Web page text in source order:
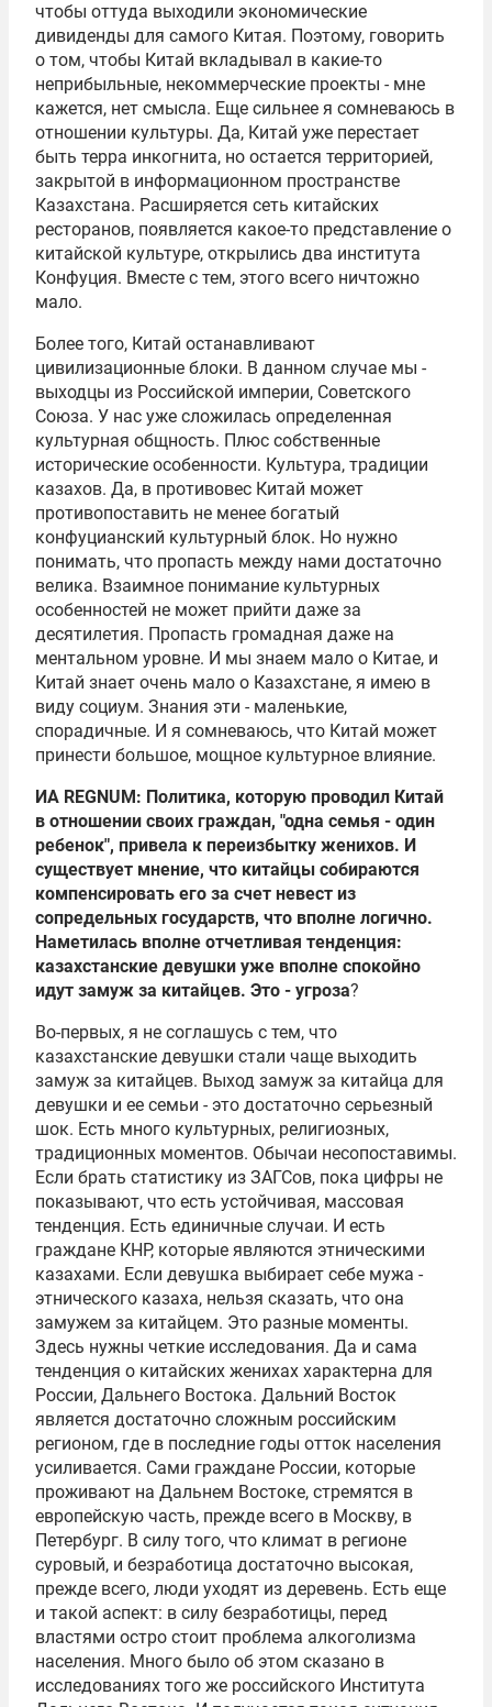
чтобы оттуда выходили экономические
дивиденды для самого Китая. Поэтому, говорить
о том, чтобы Китай вкладывал в какие-то
неприбыльные, некоммерческие проекты - мне
кажется, нет смысла. Еще сильнее я сомневаюсь в
отношении культуры. Да, Китай уже перестает
быть терра инкогнита, но остается территорией,
закрытой в информационном пространстве
Казахстана. Расширяется сеть китайских
ресторанов, появляется какое-то представление о
китайской культуре, открылись два института
Конфуция. Вместе с тем, этого всего ничтожно
мало.
Более того, Китай останавливают
цивилизационные блоки. В данном случае мы -
выходцы из Российской империи, Советского
Союза. У нас уже сложилась определенная
культурная общность. Плюс собственные
исторические особенности. Культура, традиции
казахов. Да, в противовес Китай может
противопоставить не менее богатый
конфуцианский культурный блок. Но нужно
понимать, что пропасть между нами достаточно
велика. Взаимное понимание культурных
особенностей не может прийти даже за
десятилетия. Пропасть громадная даже на
ментальном уровне. И мы знаем мало о Китае, и
Китай знает очень мало о Казахстане, я имею в
виду социум. Знания эти - маленькие,
спорадичные. И я сомневаюсь, что Китай может
принести большое, мощное культурное влияние.
ИА REGNUM: Политика, которую проводил Китай
в отношении своих граждан, "одна семья - один
ребенок", привела к переизбытку женихов. И
существует мнение, что китайцы собираются
компенсировать его за счет невест из
сопредельных государств, что вполне логично.
Наметилась вполне отчетливая тенденция:
казахстанские девушки уже вполне спокойно
идут замуж за китайцев. Это - угроза?
Во-первых, я не соглашусь с тем, что
казахстанские девушки стали чаще выходить
замуж за китайцев. Выход замуж за китайца для
девушки и ее семьи - это достаточно серьезный
шок. Есть много культурных, религиозных,
традиционных моментов. Обычаи несопоставимы.
Если брать статистику из ЗАГСов, пока цифры не
показывают, что есть устойчивая, массовая
тенденция. Есть единичные случаи. И есть
граждане КНР, которые являются этническими
казахами. Если девушка выбирает себе мужа -
этнического казаха, нельзя сказать, что она
замужем за китайцем. Это разные моменты.
Здесь нужны четкие исследования. Да и сама
тенденция о китайских женихах характерна для
России, Дальнего Востока. Дальний Восток
является достаточно сложным российским
регионом, где в последние годы отток населения
усиливается. Сами граждане России, которые
проживают на Дальнем Востоке, стремятся в
европейскую часть, прежде всего в Москву, в
Петербург. В силу того, что климат в регионе
суровый, и безработица достаточно высокая,
прежде всего, люди уходят из деревень. Есть еще
и такой аспект: в силу безработицы, перед
властями остро стоит проблема алкоголизма
населения. Много было об этом сказано в
исследованиях того же российского Института